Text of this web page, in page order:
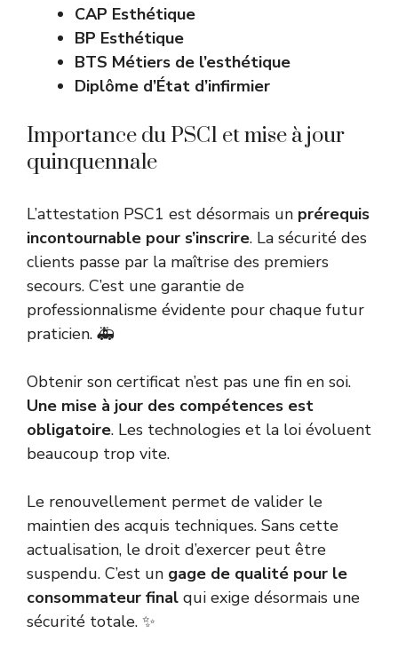
CAP Esthétique
BP Esthétique
BTS Métiers de l’esthétique
Diplôme d’État d’infirmier
Importance du PSC1 et mise à jour
quinquennale
L’attestation PSC1 est désormais un prérequis
incontournable pour s’inscrire. La sécurité des
clients passe par la maîtrise des premiers
secours. C’est une garantie de
professionnalisme évidente pour chaque futur
praticien. 🚑
Obtenir son certificat n’est pas une fin en soi.
Une mise à jour des compétences est
obligatoire. Les technologies et la loi évoluent
beaucoup trop vite.
Le renouvellement permet de valider le
maintien des acquis techniques. Sans cette
actualisation, le droit d’exercer peut être
suspendu. C’est un gage de qualité pour le
consommateur final qui exige désormais une
sécurité totale. ✨